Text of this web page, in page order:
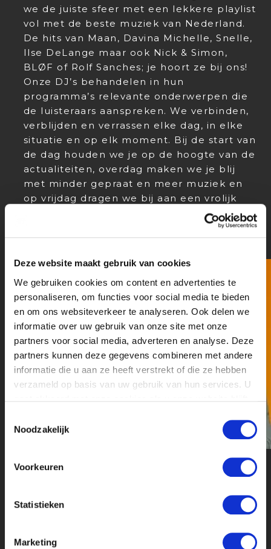
Deze website maakt gebruik van cookies
We gebruiken cookies om content en advertenties te
personaliseren, om functies voor social media te bieden
en om ons websiteverkeer te analyseren. Ook delen we
informatie over uw gebruik van onze site met onze
partners voor social media, adverteren en analyse. Deze
partners kunnen deze gegevens combineren met andere
informatie die u aan ze heeft verstrekt of die ze hebben
verzameld op basis van uw gebruik van hun services. U
Noodzakelijk
Voorkeuren
Statistieken
Marketing
we de juiste sfeer met een lekkere playlist
vol met de beste muziek van Nederland.
De hits van Maan, Davina Michelle, Snelle,
Ilse DeLange maar ook Nick & Simon,
BLØF of Rolf Sanches; je hoort ze bij ons!
Onze DJ’s behandelen in hun
programma’s relevante onderwerpen die
de luisteraars aanspreken. We verbinden,
verblijden en verrassen elke dag, in elke
situatie en op elk moment. Bij de start van
de dag houden we je op de hoogte van de
actualiteiten, overdag maken we je blij
met minder gepraat en meer muziek en
op vrijdag dragen we bij aan een vrolijk
humeur door je mee te laten zingen met